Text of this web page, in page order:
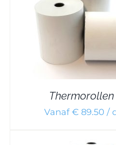
Vanaf € 89.50 /